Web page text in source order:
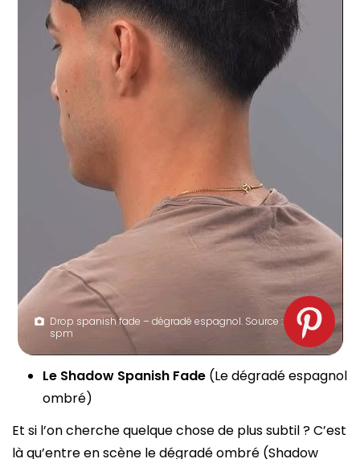
Drop spanish fade – dégradé espagnol. Source :
spm
Le Shadow Spanish Fade (Le dégradé espagnol
ombré)
Et si l’on cherche quelque chose de plus subtil ? C’est
là qu’entre en scène le dégradé ombré (Shadow